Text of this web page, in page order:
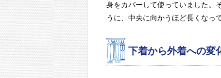
身をカバーして使っていました。
うに、中央に向かうほど長くなっ
下着から外着への変